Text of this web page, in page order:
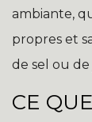
ambiante,
propres et
de sel ou de
CE